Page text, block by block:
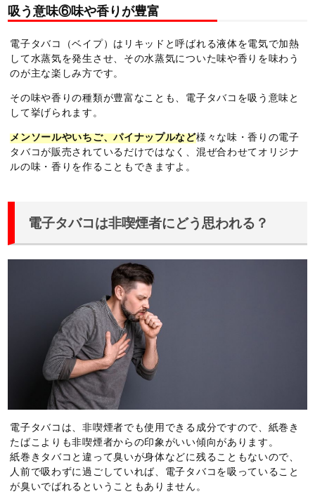
吸う意味⑥味や香りが豊富
電子タバコ（ベイプ）はリキッドと呼ばれる液体を電気で加熱
して水蒸気を発生させ、その水蒸気についた味や香りを味わう
のが主な楽しみ方です。
その味や香りの種類が豊富なことも、電子タバコを吸う意味と
して挙げられます。
メンソールやいちご、パイナップルなど様々な味・香りの電子
タバコが販売されているだけではなく、混ぜ合わせてオリジナ
ルの味・香りを作ることもできますよ。
電子タバコは非喫煙者にどう思われる？
電子タバコは、非喫煙者でも使用できる成分ですので、紙巻き
たばこよりも非喫煙者からの印象がいい傾向があります。
紙巻きタバコと違って臭いが身体などに残ることもないので、
人前で吸わずに過ごしていれば、電子タバコを吸っていること
が臭いでばれるということもありません。